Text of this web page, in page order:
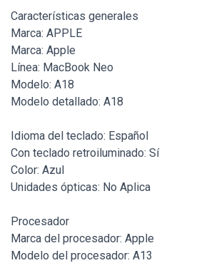
Características generales
Marca: APPLE
Marca: Apple
Línea: MacBook Neo
Modelo: A18
Modelo detallado: A18
Idioma del teclado: Español
Con teclado retroiluminado: Sí
Color: Azul
Unidades ópticas: No Aplica
Procesador
Marca del procesador: Apple
Modelo del procesador: A13